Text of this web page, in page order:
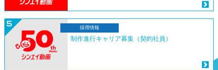
採用情報
制作進行キャリア募集（契約社員）